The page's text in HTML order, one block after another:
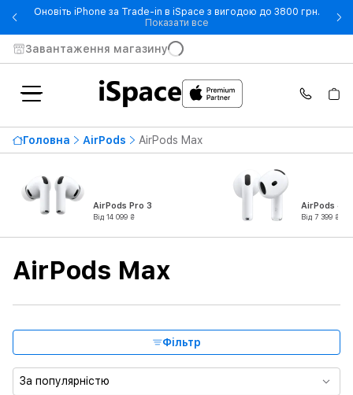
Оновіть iPhone за Trade-in в iSpace з вигодою до 3800 грн.
Показати все- Оновіть iPhone за Trade-in
Завантаження магазину
Головна AirPods AirPods Max
AirPods Pro 3
Від 14 099 ₴
AirPods 4
Від 7 399 ₴
AirPods Max
Фільтр
Від До
Доступність
Тип продукту
Серія
Колір
Тип зарядки
За популярністю